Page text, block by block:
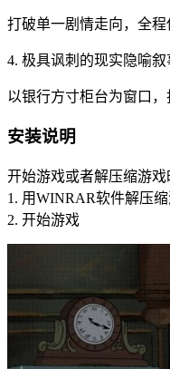
打破单一剧情走向，全
4. 极具讽刺的现实隐喻叙
以银行方寸柜台为窗口
安装说明
开始游戏或者解压缩游
1. 用WINRAR软件解压
2. 开始游戏